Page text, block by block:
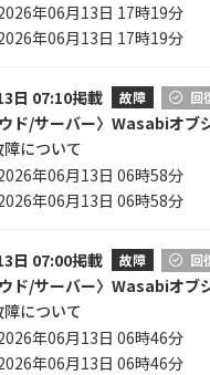
年06月13日 17時19分
年06月13日 17時19分
日 07:10掲載 故障 回
ウド/サーバー〉Wasabiオブ
障について
年06月13日 06時58分
年06月13日 06時58分
日 07:00掲載 故障 回
ウド/サーバー〉Wasabiオブ
障について
年06月13日 06時46分
年06月13日 06時46分